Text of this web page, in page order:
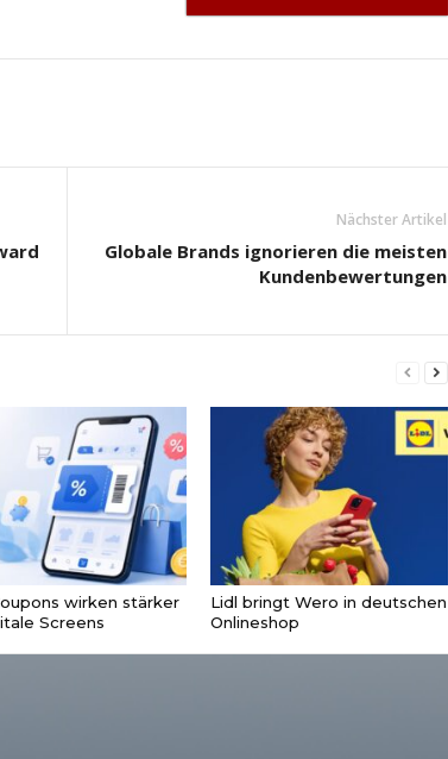
Nächster Artikel
Globale Brands ignorieren die meisten
Kundenbewertungen
wirken stärker
Screens
Lidl bringt Wero in deutschen
Onlineshop